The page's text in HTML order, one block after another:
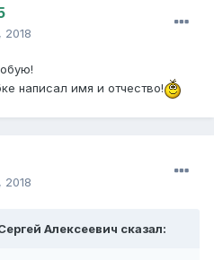
2018
написал имя и отчество!
2018
Алексеевич сказал: